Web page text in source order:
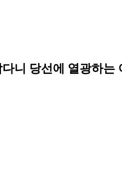
니 당선에 열광하는